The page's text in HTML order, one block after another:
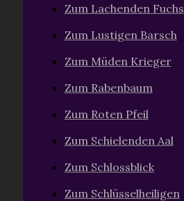
Zum Lachenden Fuchs
Zum Lustigen Barsch
Zum Müden Krieger
Zum Rabenbaum
Zum Roten Pfeil
Zum Schielenden Aal
Zum Schlossblick
Zum Schlüsselheiligen